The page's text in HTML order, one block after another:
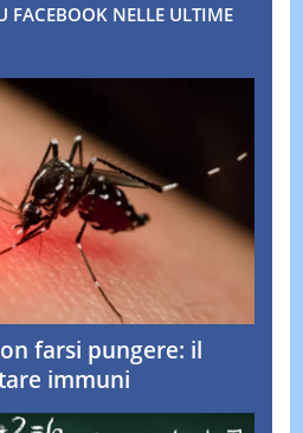
FACEBOOK NELLE ULTIME
farsi pungere: il
immuni